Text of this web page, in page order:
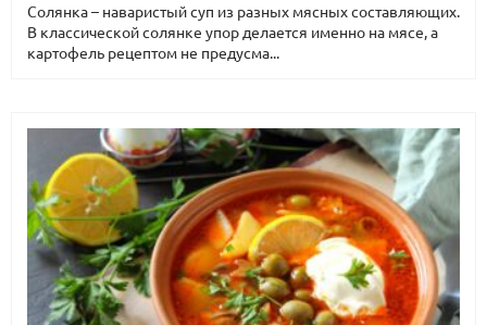
Солянка – наваристый суп из разных мясных составляющих.
В классической солянке упор делается именно на мясе, а
картофель рецептом не предусма...